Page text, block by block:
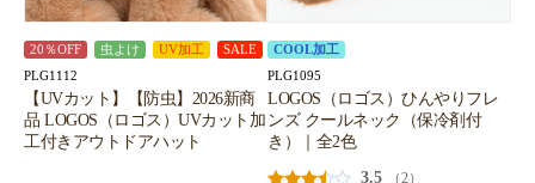
20％OFF 虫よけ UV加工 SALE
PLG1112
【UVカット】【防虫】2026新商
品 LOGOS（ロゴス）UVカット加
工付きアウトドアハット
COOL加工
PLG1095
LOGOS（ロゴス）ひんやりフレ
ンズ クールネック（保冷剤付
き）｜全2色
3.5
（2）